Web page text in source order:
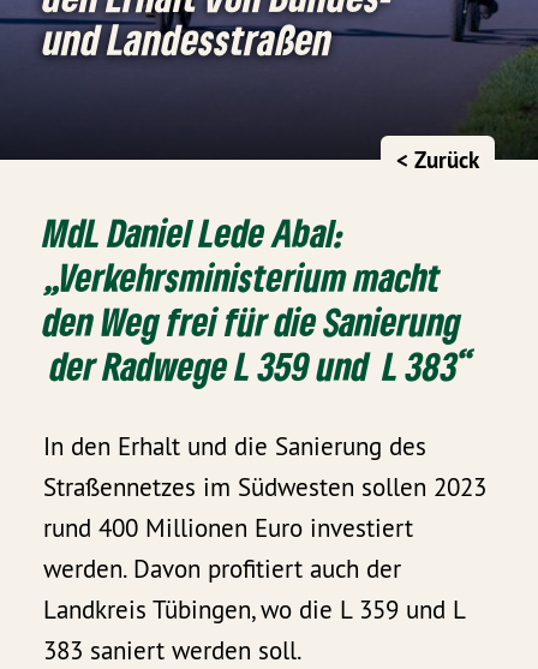
und Landesstraßen
< Zurück
MdL Daniel Lede Abal:
„Verkehrsministerium macht
den Weg frei für die Sanierung
der Radwege L 359 und L 383“
In den Erhalt und die Sanierung des
Straßennetzes im Südwesten sollen 2023
rund 400 Millionen Euro investiert
werden. Davon profitiert auch der
Landkreis Tübingen, wo die L 359 und L
383 saniert werden soll.